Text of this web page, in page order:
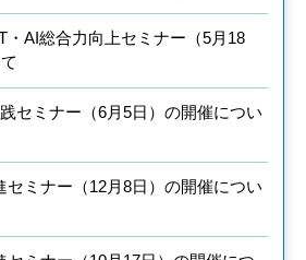
・AI総合力向上セミナー（5月18
セミナー（6月5日）の開催につい
セミナー（12月8日）の開催につい